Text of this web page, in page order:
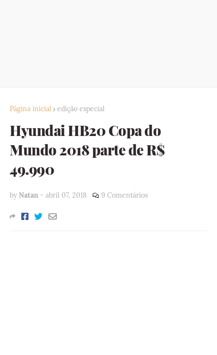
Página inicial edição especial
Hyundai HB20 Copa do
Mundo 2018 parte de R$
49.990
by Natan - abril 07, 2018 9 Comentários